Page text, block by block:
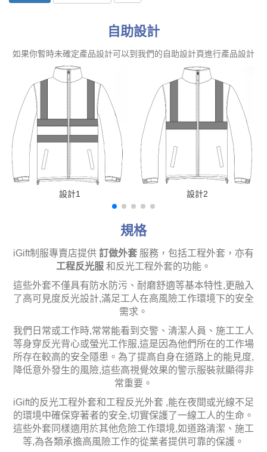
自助設計
如果你暫時未確定產品設計可以到我們的自助設計頁進行產品設計
設計1 設計2
規格
iGift制服專賣店提供 訂做外套 服務，包括工程外套，亦有
工程反光服 和反光工程外套的功能。
這些外套不僅具有防水防污、耐磨舒適等基本特性,更融入
了高可見度反光設計,滿足工人在高風險工作環境下的安全
需求。
我們日常或工作時,常常能看到交警、清潔人員、施工工人
等身穿反光背心或螢光工作服,這是因為他們所在的工作場
所存在較高的安全隱患。為了提高自身在道路上的能見度,
降低意外發生的風險,這些高視覺效果的警示服裝就顯得非
常重要。
iGift的反光工程外套和工程反光外套 ,能在夜間或光線不足
的環境中確保穿著者的安全,切實保護了一線工人的生命。
這些外套同樣適用於其他危險工作環境,如道路清潔、施工
等,為各類承擔高風險工作的從業者提供可靠的保護。